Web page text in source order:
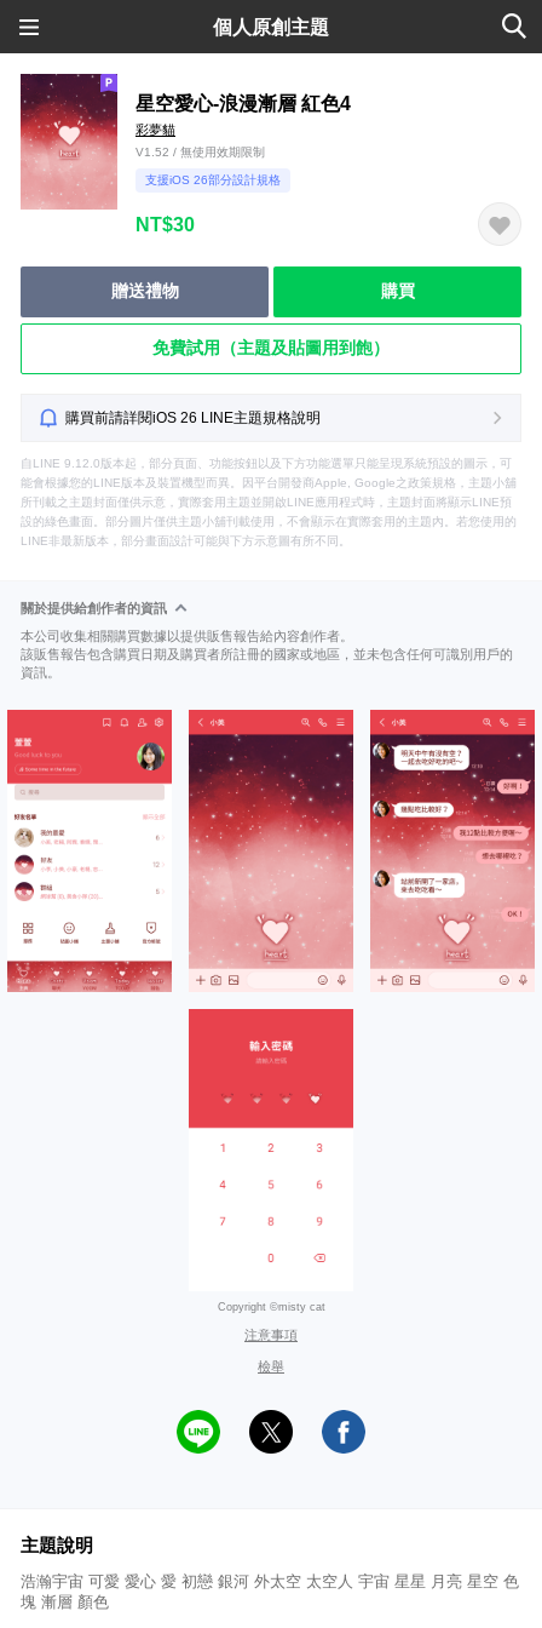
個人原創主題
星空愛心-浪漫漸層 紅色4
彩夢貓
V1.52 / 無使用效期限制
支援iOS 26部分設計規格
NT$30
贈送禮物 購買
免費試用（主題及貼圖用到飽）
購買前請詳閱iOS 26 LINE主題規格說明
自LINE 9.12.0版本起，部分頁面、功能按鈕以及下方功能選單只能呈現系統預設的圖示，可
能會根據您的LINE版本及裝置機型而異。因平台開發商Apple, Google之政策規格，主題小舖
所刊載之主題封面僅供示意，實際套用主題並開啟LINE應用程式時，主題封面將顯示LINE預
設的綠色畫面。部分圖片僅供主題小舖刊載使用，不會顯示在實際套用的主題內。若您使用的
LINE非最新版本，部分畫面設計可能與下方示意圖有所不同。
關於提供給創作者的資訊
本公司收集相關購買數據以提供販售報告給內容創作者。
該販售報告包含購買日期及購買者所註冊的國家或地區，並未包含任何可識別用戶的
資訊。
Copyright ©misty cat
注意事項
檢舉
主題說明
浩瀚宇宙 可愛 愛心 愛 初戀 銀河 外太空 太空人 宇宙 星星 月亮 星空 色
塊 漸層 顏色